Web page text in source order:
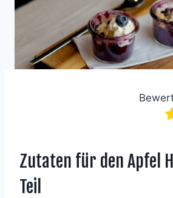
Zutaten für den Apfel
Teil